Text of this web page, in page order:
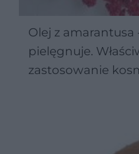
Olej z amarantusa
pielęgnuje.
zastosowanie